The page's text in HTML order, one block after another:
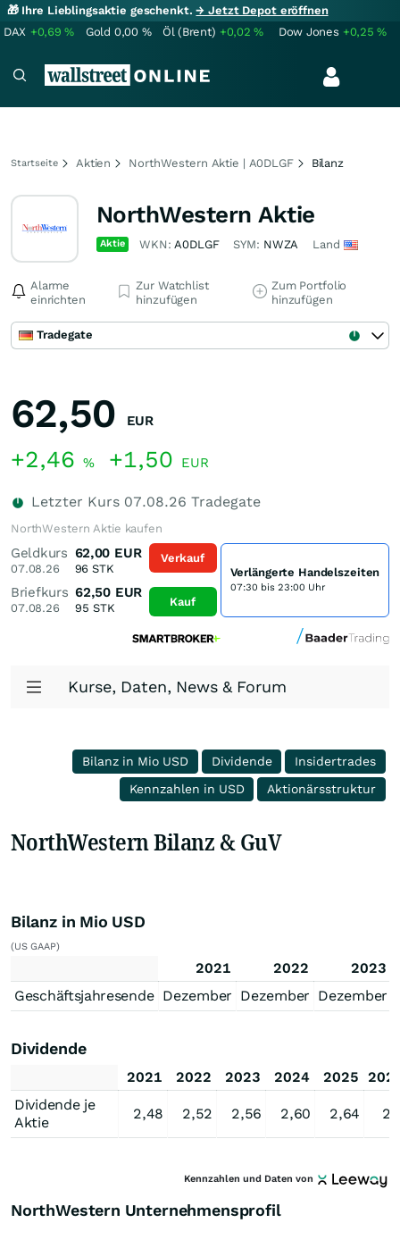
🎁 Ihre Lieblingsaktie geschenkt.→ Jetzt Depot eröffnen
DAX +0,69% Gold 0,00 % Öl (Brent) +0,02% Dow Jones +0,25%
Startseite Aktien NorthWestern Aktie | A0DLGF Bilanz
NorthWestern Aktie
Aktie WKN:A0DLGF SYM: NWZA Land
Alarme
einrichten
Zur Watchlist
hinzufügen
Zum Portfolio
hinzufügen
Tradegate
62,50 EUR
+2,46 % +1,50 EUR
Letzter Kurs 07.08.26 Tradegate
NorthWestern Aktie kaufen
Geldkurs
07.08.26
62,00 EUR
96 STK
Briefkurs
07.08.26
62,50 EUR
95 STK
Verkauf
Kauf
Verlängerte Handelszeiten
07:30 bis 23:00 Uhr
Kurse, Daten, News & Forum
Bilanz in Mio USD Dividende
Insidertrades
Kennzahlen in USD
Aktionärsstruktur
NorthWestern Bilanz & GuV
Bilanz in Mio USD
(US GAAP)
2021 2022
2023
Geschäftsjahresende Dezember Dezember Dezember
Dividende
2021 2022 2023 2024 2025
Dividende je
Aktie
2,48 2,52 2,56 2,60 2,64
Kennzahlen und Daten von
NorthWestern Unternehmensprofil